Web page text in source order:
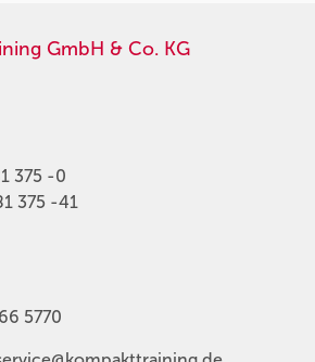
GmbH & Co. KG
375 -0
375 -41
5770